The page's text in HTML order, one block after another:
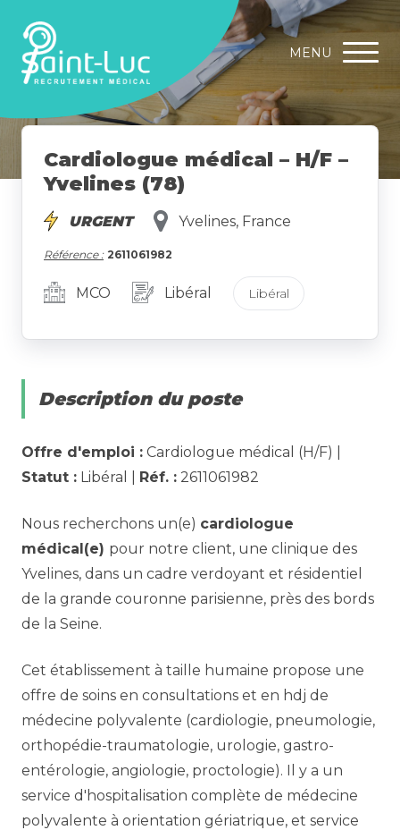
MENU
Cardiologue médical – H/F –
Yvelines (78)
URGENT Yvelines, France
Référence : 2611061982
MCO Libéral Libéral
Description du poste
Offre d'emploi : Cardiologue médical (H/F) |
Statut : Libéral | Réf. : 2611061982
Nous recherchons un(e) cardiologue
médical(e) pour notre client, une clinique des
Yvelines, dans un cadre verdoyant et résidentiel
de la grande couronne parisienne, près des bords
de la Seine.
Cet établissement à taille humaine propose une
offre de soins en consultations et en hdj de
médecine polyvalente (cardiologie, pneumologie,
orthopédie-traumatologie, urologie, gastro-
entérologie, angiologie, proctologie). Il y a un
service d'hospitalisation complète de médecine
polyvalente à orientation gériatrique, et service